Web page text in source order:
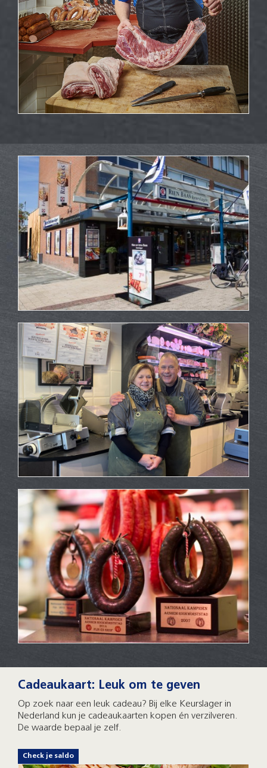
Cadeaukaart: Leuk om te geven
Op zoek naar een leuk cadeau? Bij elke Keurslager in
Nederland kun je cadeaukaarten kopen én verzilveren.
De waarde bepaal je zelf.
Check je saldo